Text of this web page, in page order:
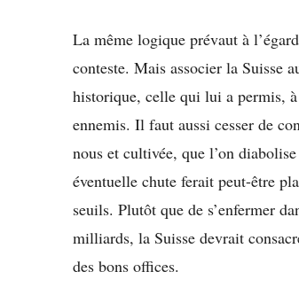
La même logique prévaut à
conteste. Mais associer la Suisse
historique, celle qui lui a permis,
ennemis. Il faut aussi cesser de
nous et cultivée, que l’on
éventuelle chute ferait peut-être
seuils. Plutôt que de s’enfermer
milliards, la Suisse devrait
des bons offices.